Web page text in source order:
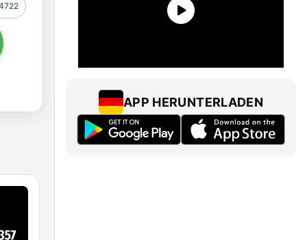
APP HERUNTERLADEN